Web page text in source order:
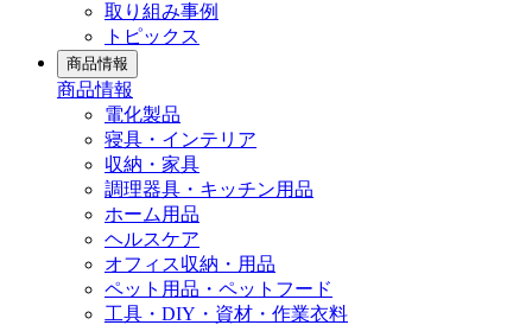
取り組み事例
トピックス
商品情報
商品情報
電化製品
寝具・インテリア
収納・家具
調理器具・キッチン用品
ホーム用品
ヘルスケア
オフィス収納・用品
ペット用品・ペットフード
工具・DIY・資材・作業衣料